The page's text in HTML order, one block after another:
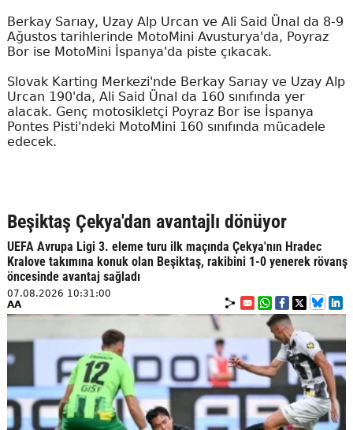
Berkay Sarıay, Uzay Alp Urcan ve Ali Said Ünal da 8-9
Ağustos tarihlerinde MotoMini Avusturya'da, Poyraz
Bor ise MotoMini İspanya'da piste çıkacak.
Slovak Karting Merkezi'nde Berkay Sarıay ve Uzay Alp
Urcan 190'da, Ali Said Ünal da 160 sınıfında yer
alacak. Genç motosikletçi Poyraz Bor ise İspanya
Pontes Pisti'ndeki MotoMini 160 sınıfında mücadele
edecek.
Beşiktaş Çekya'dan avantajlı dönüyor
UEFA Avrupa Ligi 3. eleme turu ilk maçında Çekya'nın Hradec
Kralove takımına konuk olan Beşiktaş, rakibini 1-0 yenerek rövanş
öncesinde avantaj sağladı
07.08.2026 10:31:00
AA